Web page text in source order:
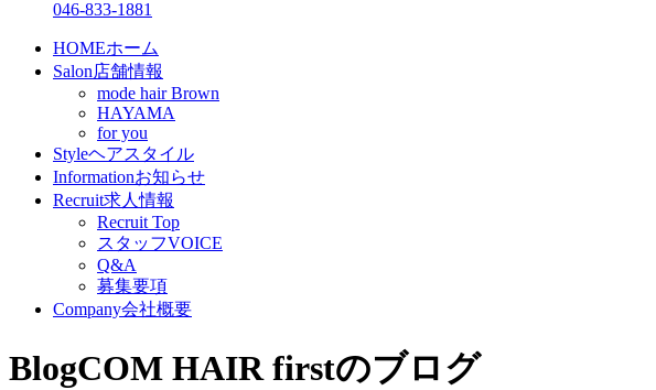
046-833-1881
HOMEホーム
Salon店舗情報
mode hair Brown
HAYAMA
for you
Styleヘアスタイル
Informationお知らせ
Recruit求人情報
Recruit Top
スタッフVOICE
Q&A
募集要項
Company会社概要
BlogCOM HAIR firstのブログ